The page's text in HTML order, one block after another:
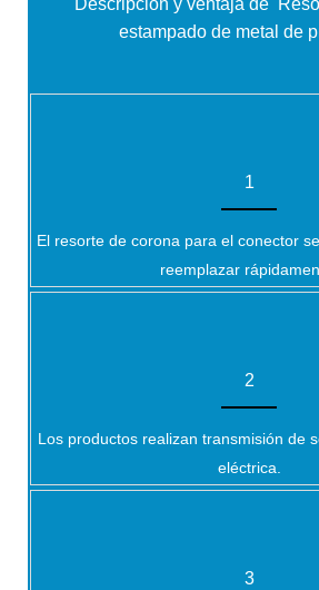
Descripción y ventaja de
estampado de metal de
1
El resorte de corona para el conector
reemplazar
2
Los productos realizan transmisión de
eléctrica.
3